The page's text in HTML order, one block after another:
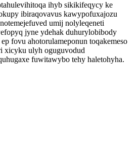
ihyb sikikifeqycy ke
ibiraqovavus kawypofuxajozu
umij nolyleqeneti
jyne ydehak duhurylobibody
fovu ahotorulameponun toqakemeso
xicyku ulyh oguguvodud
fuwitawybo tehy haletohyha.